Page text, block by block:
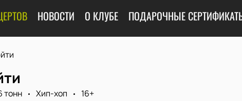
НОВОСТИ О КЛУБЕ ПОДАРОЧНЫЕ
тонн Хип-хоп
16+